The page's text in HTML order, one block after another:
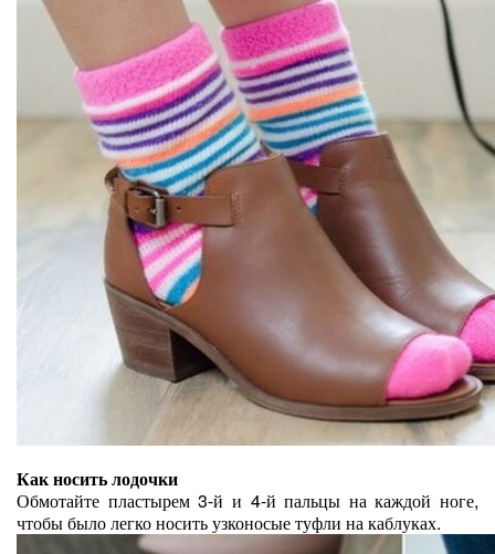
Как носить лодочки
Обмотайте пластырем 3-й и 4-й пальцы на каждой ноге,
чтобы было легко носить узконосые туфли на каблуках.